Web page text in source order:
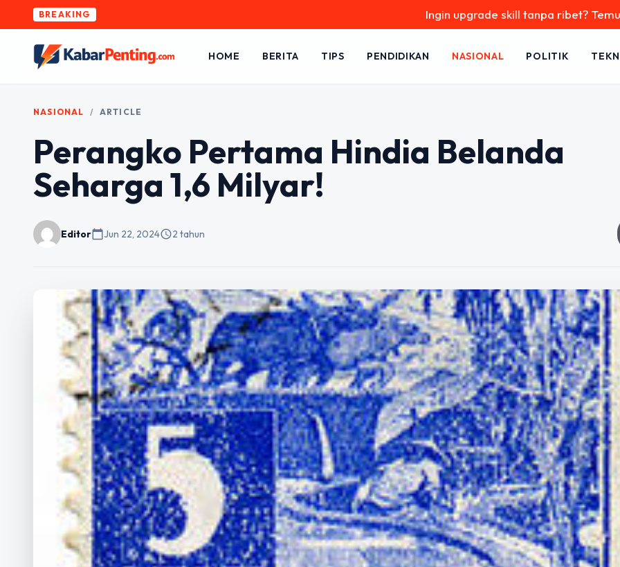
BREAKING Ingin upgrade skill tanpa ribet? Temukan
HOME BERITA TIPS PENDIDIKAN NASIONAL POLITIK
NASIONAL / ARTICLE
Perangko Pertama Hindia Belanda
Seharga 1,6 Milyar!
Editorcalendar_todayJun 22, 2024schedule2 tahun